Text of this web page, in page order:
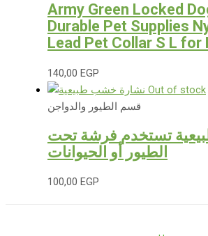
Army Green Locked
Durable Pet Supplies
Lead Pet Collar S L for
140,00 EGP
Out of stock
قسم الطيور والدواجن
تستخدم فرشة تحت
الطيور أو الحيوانات
100,00 EGP